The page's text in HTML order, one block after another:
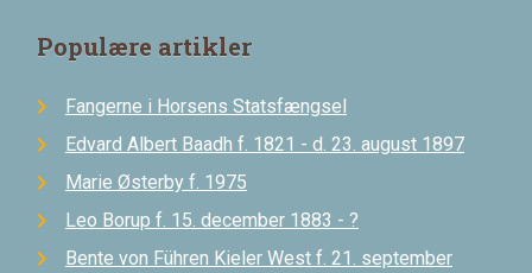
Populære artikler
Fangerne i Horsens Statsfængsel
Edvard Albert Baadh f. 1821 - d. 23. august 1897
Marie Østerby f. 1975
Leo Borup f. 15. december 1883 - ?
Bente von Führen Kieler West f. 21. september